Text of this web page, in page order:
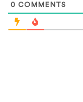
0 COMMENTS